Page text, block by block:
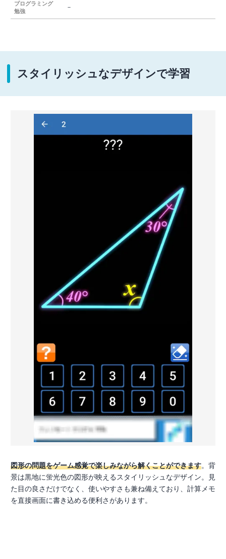
プログラミング
勉強
－
スタイリッシュなデザインで学習
図形の問題をゲーム感覚で楽しみながら解くことができます。背
景は黒地に蛍光色の図形が映えるスタイリッシュなデザイン。見
た目の良さだけでなく、使いやすさも兼ね備えており、計算メモ
を直接画面に書き込める便利さがあります。